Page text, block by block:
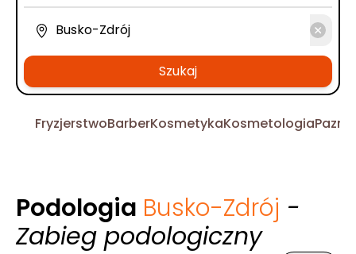
Szukaj
FryzjerstwoBarberKosmetykaKosmetologia
Podologia Busko-Zdrój -
Zabieg podologiczny